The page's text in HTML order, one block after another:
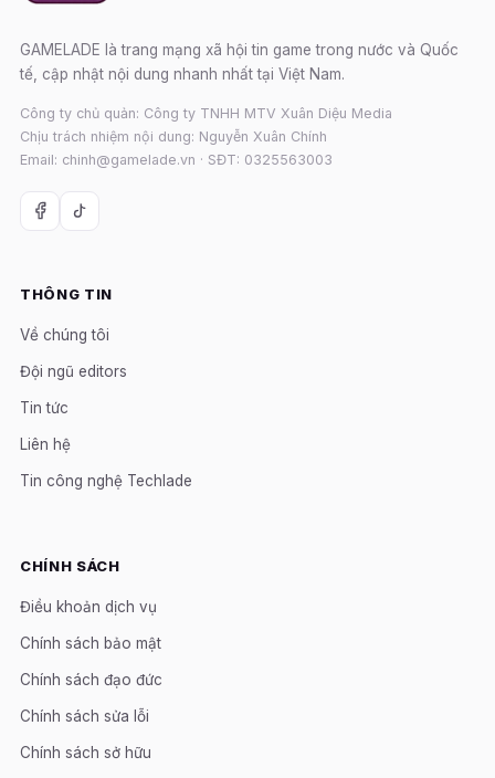
GAMELADE là trang mạng xã hội tin game trong nước và Quốc
tế, cập nhật nội dung nhanh nhất tại Việt Nam.
Công ty chủ quản: Công ty TNHH MTV Xuân Diệu Media
Chịu trách nhiệm nội dung: Nguyễn Xuân Chính
Email: chinh@gamelade.vn · SĐT: 0325563003
THÔNG TIN
Về chúng tôi
Đội ngũ editors
Tin tức
Liên hệ
Tin công nghệ Techlade
CHÍNH SÁCH
Điều khoản dịch vụ
Chính sách bảo mật
Chính sách đạo đức
Chính sách sửa lỗi
Chính sách sở hữu